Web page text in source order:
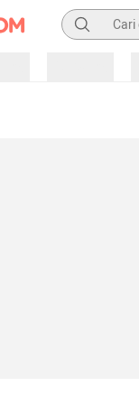
Pencarian